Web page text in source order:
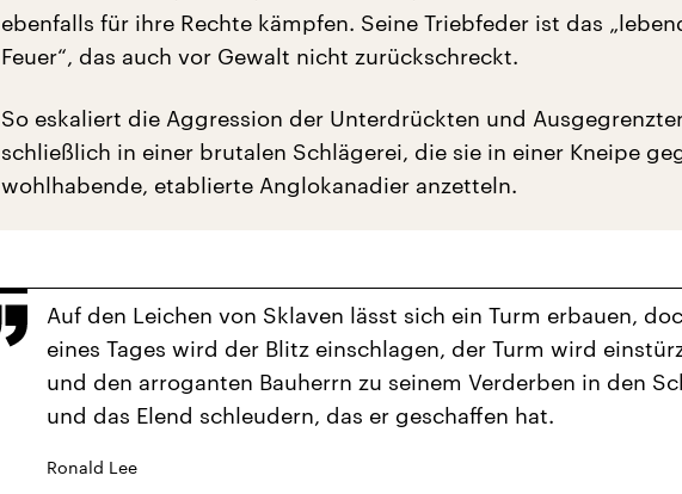
ebenfalls für ihre Rechte kämpfen. Seine Triebfeder ist das
Feuer“, das auch vor Gewalt nicht zurückschreckt.
So eskaliert die Aggression der Unterdrückten und
schließlich in einer brutalen Schlägerei, die sie in einer Kneipe
wohlhabende, etablierte Anglokanadier anzetteln.
Auf den Leichen von Sklaven lässt sich ein Turm erbauen,
eines Tages wird der Blitz einschlagen, der Turm wird
und den arroganten Bauherrn zu seinem Verderben in den
und das Elend schleudern, das er geschaffen hat.
Ronald Lee